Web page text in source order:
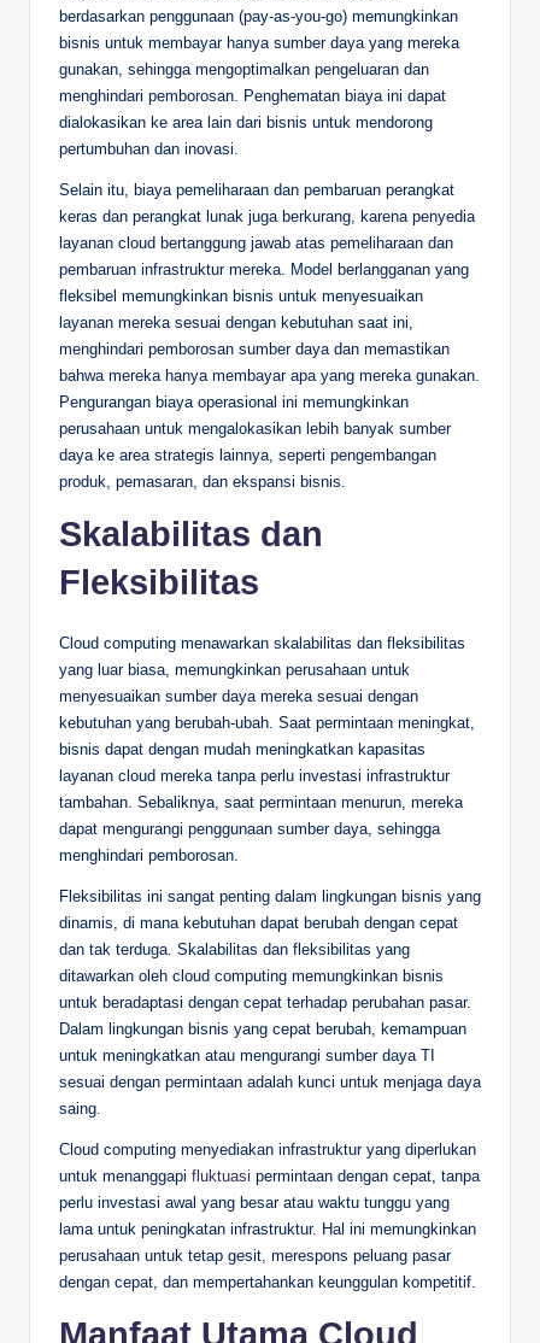
berdasarkan penggunaan (pay-as-you-go) memungkinkan
bisnis untuk membayar hanya sumber daya yang mereka
gunakan, sehingga mengoptimalkan pengeluaran dan
menghindari pemborosan. Penghematan biaya ini dapat
dialokasikan ke area lain dari bisnis untuk mendorong
pertumbuhan dan inovasi.
Selain itu, biaya pemeliharaan dan pembaruan perangkat
keras dan perangkat lunak juga berkurang, karena penyedia
layanan cloud bertanggung jawab atas pemeliharaan dan
pembaruan infrastruktur mereka. Model berlangganan yang
fleksibel memungkinkan bisnis untuk menyesuaikan
layanan mereka sesuai dengan kebutuhan saat ini,
menghindari pemborosan sumber daya dan memastikan
bahwa mereka hanya membayar apa yang mereka gunakan.
Pengurangan biaya operasional ini memungkinkan
perusahaan untuk mengalokasikan lebih banyak sumber
daya ke area strategis lainnya, seperti pengembangan
produk, pemasaran, dan ekspansi bisnis.
Skalabilitas dan
Fleksibilitas
Cloud computing menawarkan skalabilitas dan fleksibilitas
yang luar biasa, memungkinkan perusahaan untuk
menyesuaikan sumber daya mereka sesuai dengan
kebutuhan yang berubah-ubah. Saat permintaan meningkat,
bisnis dapat dengan mudah meningkatkan kapasitas
layanan cloud mereka tanpa perlu investasi infrastruktur
tambahan. Sebaliknya, saat permintaan menurun, mereka
dapat mengurangi penggunaan sumber daya, sehingga
menghindari pemborosan.
Fleksibilitas ini sangat penting dalam lingkungan bisnis yang
dinamis, di mana kebutuhan dapat berubah dengan cepat
dan tak terduga. Skalabilitas dan fleksibilitas yang
ditawarkan oleh cloud computing memungkinkan bisnis
untuk beradaptasi dengan cepat terhadap perubahan pasar.
Dalam lingkungan bisnis yang cepat berubah, kemampuan
untuk meningkatkan atau mengurangi sumber daya TI
sesuai dengan permintaan adalah kunci untuk menjaga daya
saing.
Cloud computing menyediakan infrastruktur yang diperlukan
untuk menanggapi fluktuasi permintaan dengan cepat, tanpa
perlu investasi awal yang besar atau waktu tunggu yang
lama untuk peningkatan infrastruktur. Hal ini memungkinkan
perusahaan untuk tetap gesit, merespons peluang pasar
dengan cepat, dan mempertahankan keunggulan kompetitif.
Manfaat Utama Cloud